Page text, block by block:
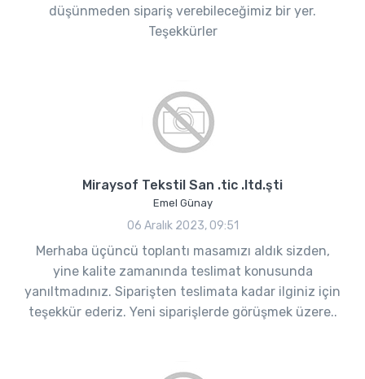
düşünmeden sipariş verebileceğimiz bir yer.
Teşekkürler
Miraysof Tekstil San .tic .ltd.şti
Emel Günay
06 Aralık 2023, 09:51
Merhaba üçüncü toplantı masamızı aldık sizden,
yine kalite zamanında teslimat konusunda
yanıltmadınız. Siparişten teslimata kadar ilginiz için
teşekkür ederiz. Yeni siparişlerde görüşmek üzere..